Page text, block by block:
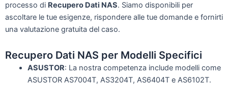
processo di Recupero Dati NAS. Siamo disponibili per
ascoltare le tue esigenze, rispondere alle tue domande e fornirti
una valutazione gratuita del caso.
Recupero Dati NAS per Modelli Specifici
ASUSTOR: La nostra competenza include modelli come
ASUSTOR AS7004T, AS3204T, AS6404T e AS6102T.